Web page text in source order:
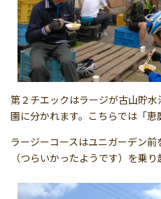
第２チエックはラージが古山貯
園に分かれます。こちらでは「恵
ラージーコースはユニガーデン
（つらいかったようです）を乗り